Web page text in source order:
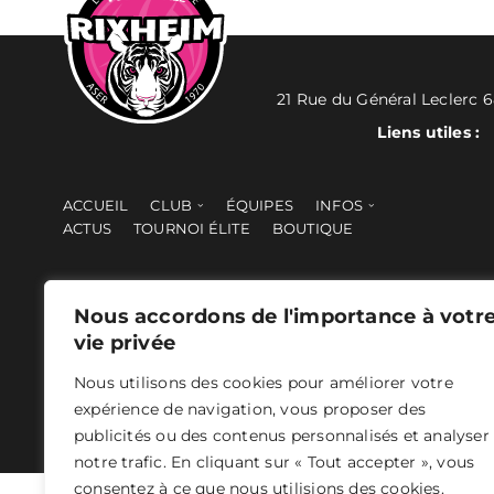
Nous accordons de l'importance à
vie privée
Nous utilisons des cookies pour améliorer votre
expérience de navigation, vous proposer des
publicités ou des contenus personnalisés et analyser
notre trafic. En cliquant sur « Tout accepter », vous
consentez à ce que nous utilisions des cookies.
21 Rue du Général Leclerc
Liens utiles :
ACCUEIL CLUB ÉQUIPES
INFOS
ACTUS
TOURNOI ÉLITE BOUTIQUE
ASER 2024 - Tous droits réservés -Mentions légales-